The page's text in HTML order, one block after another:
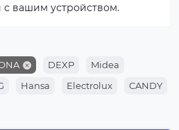
с вашим устройством.
DEXP
Midea
Hansa Electrolux
CANDY